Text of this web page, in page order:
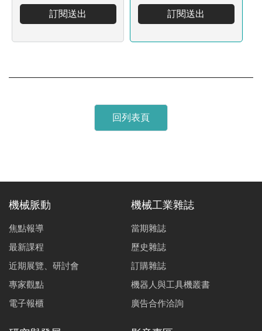
訂閱送出 訂閱送出
回列表頁
機械脈動
焦點報導
最新課程
近期展覽、研討會
專家觀點
電子報櫃
機械工業雜誌
當期雜誌
歷史雜誌
訂購雜誌
機器人與工具機叢書
廣告合作洽詢